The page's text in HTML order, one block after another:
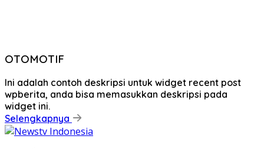
OTOMOTIF
Ini adalah contoh deskripsi untuk widget recent post
wpberita, anda bisa memasukkan deskripsi pada
widget ini.
Selengkapnya